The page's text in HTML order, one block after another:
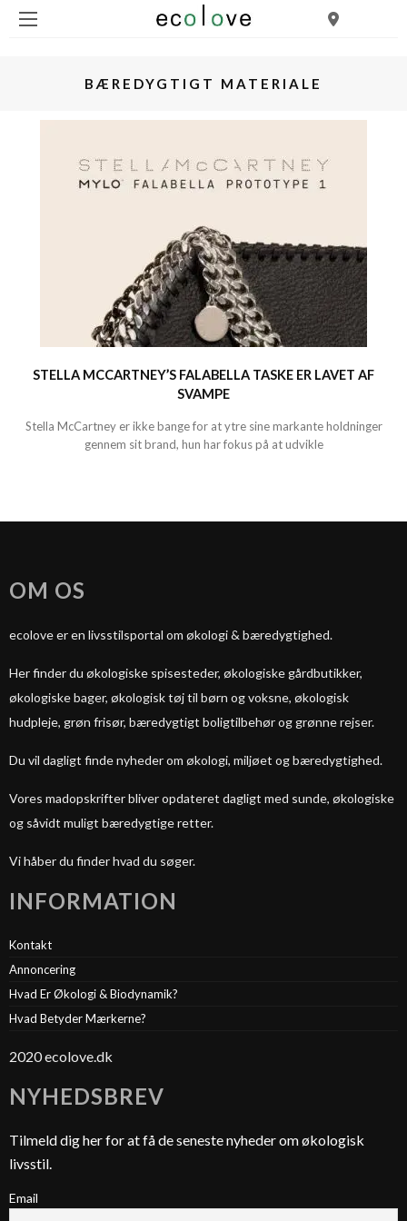
BÆREDYGTIGT MATERIALE
STELLA MCCARTNEY’S FALABELLA TASKE ER LAVET AF
SVAMPE
Stella McCartney er ikke bange for at ytre sine markante holdninger
gennem sit brand, hun har fokus på at udvikle
OM OS
ecolove er en livsstilsportal om økologi & bæredygtighed.
Her finder du økologiske spisesteder, økologiske gårdbutikker,
økologiske bager, økologisk tøj til børn og voksne, økologisk
hudpleje, grøn frisør, bæredygtigt boligtilbehør og grønne rejser.
Du vil dagligt finde nyheder om økologi, miljøet og bæredygtighed.
Vores madopskrifter bliver opdateret dagligt med sunde, økologiske
og såvidt muligt bæredygtige retter.
Vi håber du finder hvad du søger.
INFORMATION
Kontakt
Annoncering
Hvad Er Økologi & Biodynamik?
Hvad Betyder Mærkerne?
2020 ecolove.dk
NYHEDSBREV
Tilmeld dig her for at få de seneste nyheder om økologisk
livsstil.
Email